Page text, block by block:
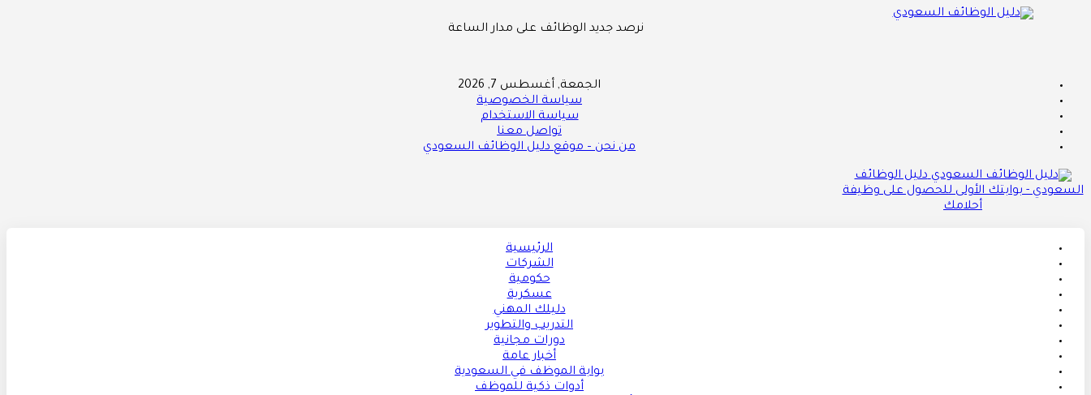
نرصد جديد الوظائف على مدار الساعة
الجمعة, أغسطس 7, 2026
سياسة الخصوصية
سياسة الاستخدام
تواصل معنا
من نحن – موقع دليل الوظائف السعودي
دليل الوظائف
السعودي - بوابتك الأولى للحصول على وظيفة
أحلامك
الرئيسية
الشركات
حكومية
عسكرية
دليلك المهني
التدريب والتطوير
دورات مجانية
أخبار عامة
بوابة الموظف في السعودية
أدوات ذكية للموظف